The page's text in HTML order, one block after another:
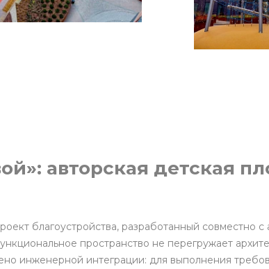
авторская детская
благоустройства, разработанный
пространство не перегружает
инженерной интеграции: для выполнения